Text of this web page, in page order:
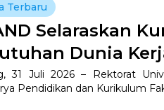
Terbaru
Selaraskan
Dunia
31 Juli 2026 – Rektorat
Pendidikan dan Kurikulum